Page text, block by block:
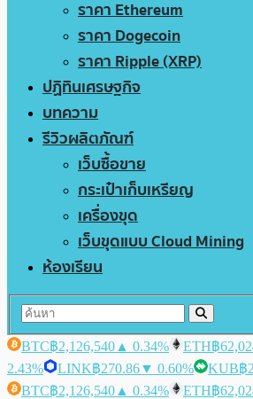
ราคา Ethereum
ราคา Dogecoin
ราคา Ripple (XRP)
ปฏิทินเศรษฐกิจ
บทความ
รีวิวผลิตภัณฑ์
เว็บซื้อขาย
กระเป๋าเก็บเหรียญ
เครื่องขุด
เว็บขุดแบบ Cloud Mining
ห้องเรียน
BTC฿2,126,540 ▲ 0.34% ETH฿
2.43%
LINK฿270.86▼ 0.60% KUB฿
BTC฿2,126,540 ▲ 0.34% ETH฿